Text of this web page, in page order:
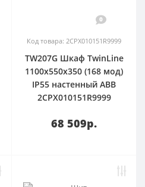
0
Код товара: 2CPX010151R9999
TW207G Шкаф TwinLine
1100x550x350 (168 мод)
IP55 настенный ABB
2CPX010151R9999
68 509р.